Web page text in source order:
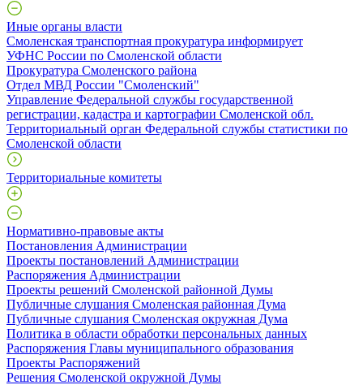
Иные органы власти
Смоленская транспортная прокуратура информирует
УФНС России по Смоленской области
Прокуратура Смоленского района
Отдел МВД России "Смоленский"
Управление Федеральной службы государственной
регистрации, кадастра и картографии Смоленской обл.
Территориальный орган Федеральной службы статистики по
Смоленской области
Территориальные комитеты
Нормативно-правовые акты
Постановления Администрации
Проекты постановлений Администрации
Распоряжения Администрации
Проекты решений Смоленской районной Думы
Публичные слушания Смоленская районная Дума
Публичные слушания Смоленская окружная Дума
Политика в области обработки персональных данных
Распоряжения Главы муниципального образования
Проекты Распоряжений
Решения Смоленской окружной Думы